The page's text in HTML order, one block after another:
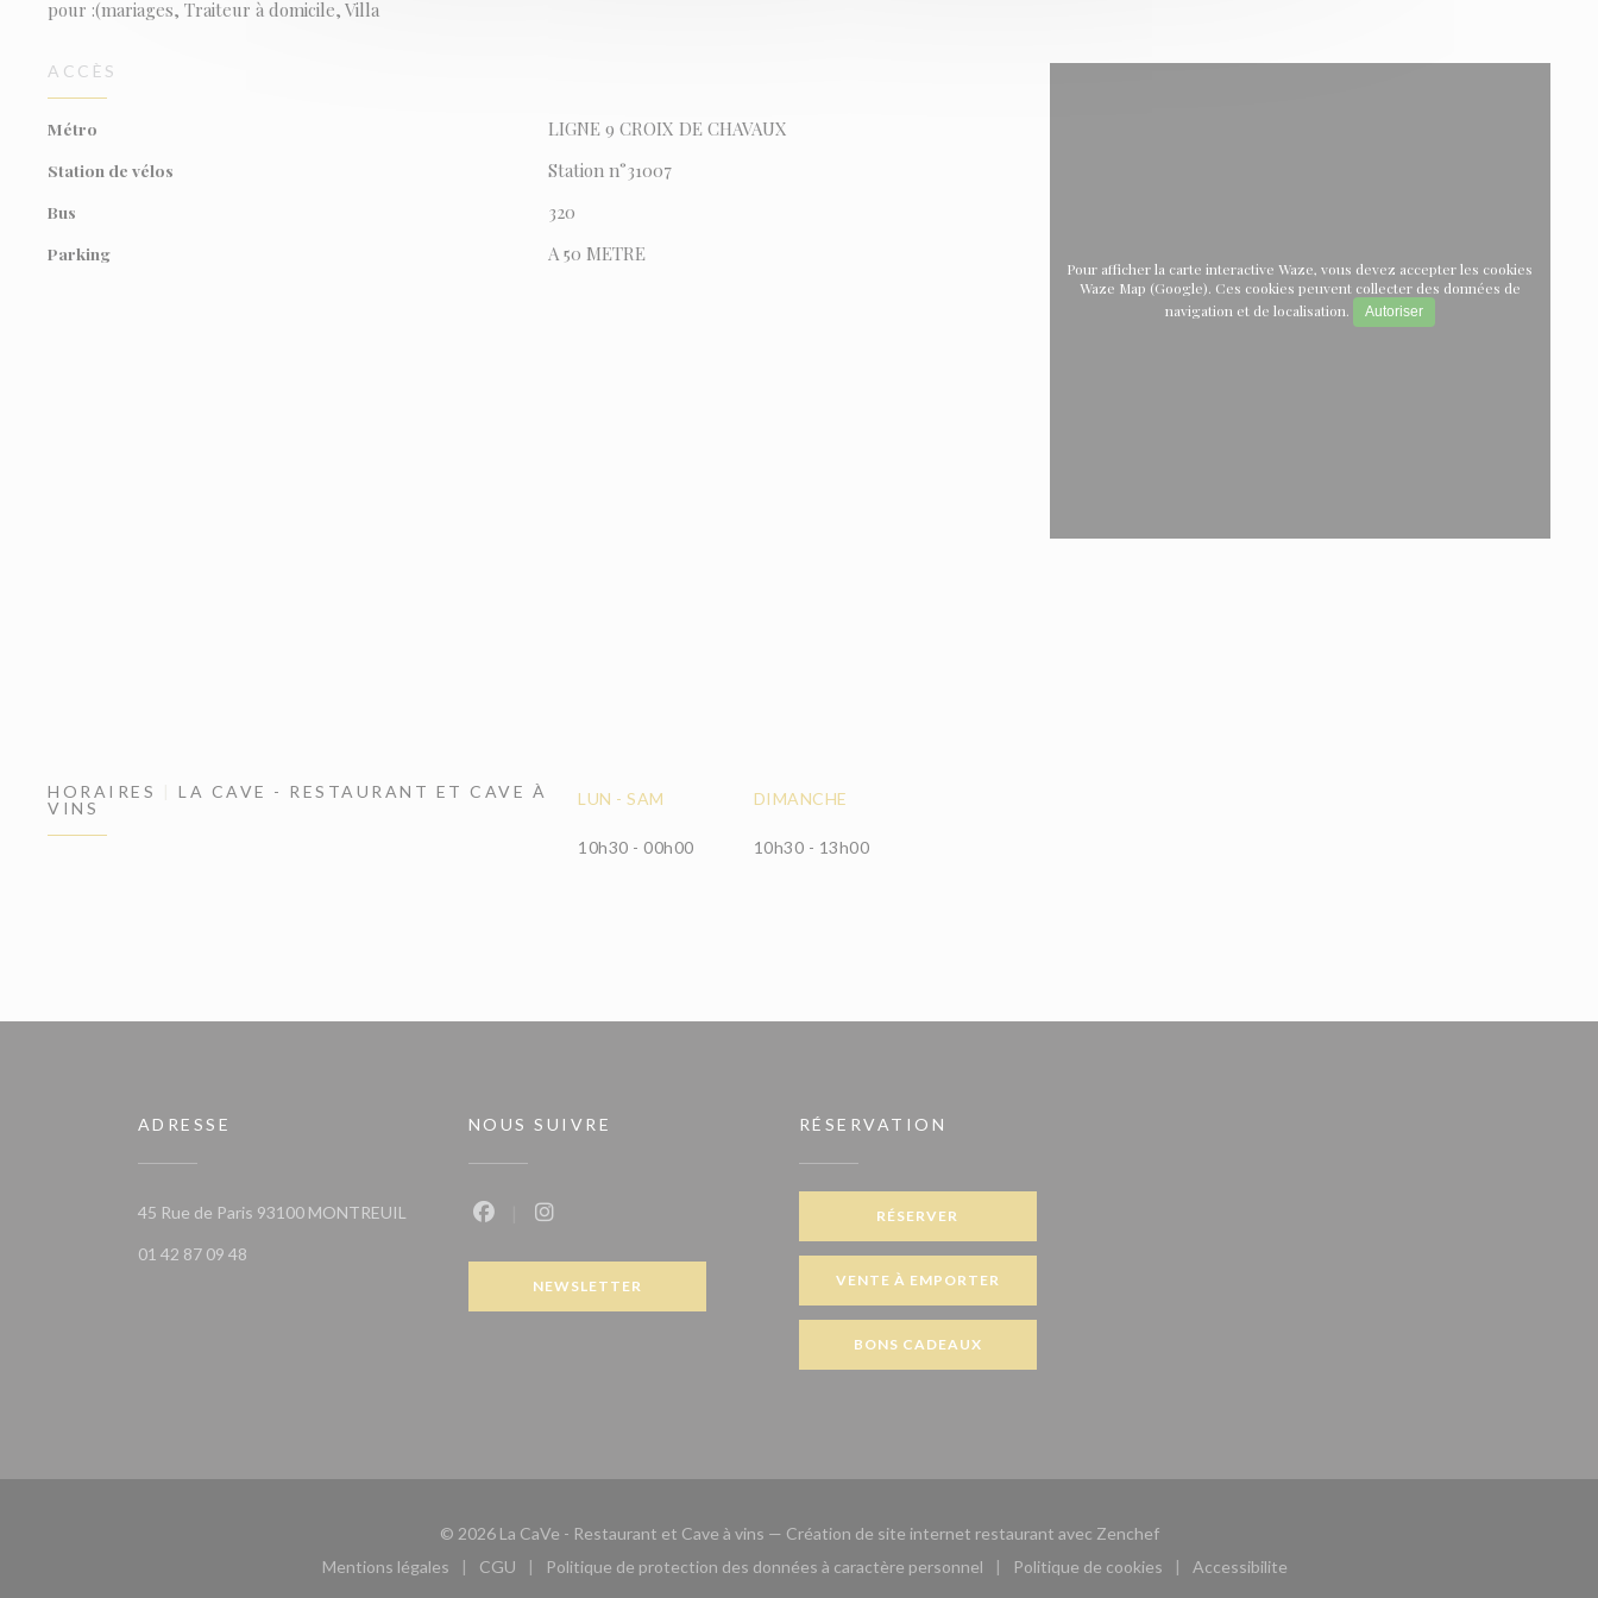
pour :(mariages, Traiteur à domicile, Villa
ACCÈS
Métro LIGNE 9 CROIX DE CHAVAUX
Station de vélos Station n°31007
Bus 320
Parking A 50 METRE
Pour afficher la carte interactive Waze, vous devez accepter les cookies
Waze Map (Google). Ces cookies peuvent collecter des données de
navigation et de localisation.
Autoriser
HORAIRES
LA CAVE - RESTAURANT ET CAVE À
VINS
LUN -SAM
10h30 - 00h00
DIMANCHE
10h30 - 13h00
ADRESSE
45 Rue de Paris 93100 MONTREUIL ((ouvre une nouvelle fenêtre))
01 42 87 09 48
NOUS SUIVRE
NEWSLETTER
RÉSERVATION
RÉSERVER
VENTE À EMPORTER
BONS CADEAUX
© 2026 La CaVe - Restaurant et Cave à vins — Création de site internet restaurant avec Zenchef((ouvre une nouvelle fenêtre))
Mentions légales
((ouvre une nouvelle fenêtre))
CGU
((ouvre une nouvelle fenêtre))
Politique de protection des données à caractère personnel
((ouvre une nouvelle fenêtre))
Politique de cookies
((ouvre une nouvelle fenêtre))
Accessibilite